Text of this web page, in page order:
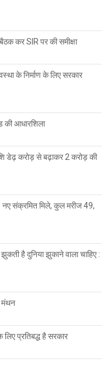
कर SIR पर की समीक्षा
के निर्माण के लिए सरकार
की आधारशिला
डेढ़ करोड़ से बढ़ाकर 2 करोड़ की
संक्रमित मिले, कुल मरीज 49,
झुकती है दुनिया झुकाने वाला चाहिए :
मंथन
प्रतिबद्ध है सरकार